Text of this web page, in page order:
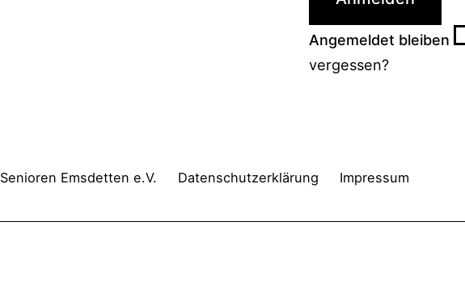
Angemeldet bleiben
vergessen?
Senioren Emsdetten e.V. Datenschutzerklärung Impressum